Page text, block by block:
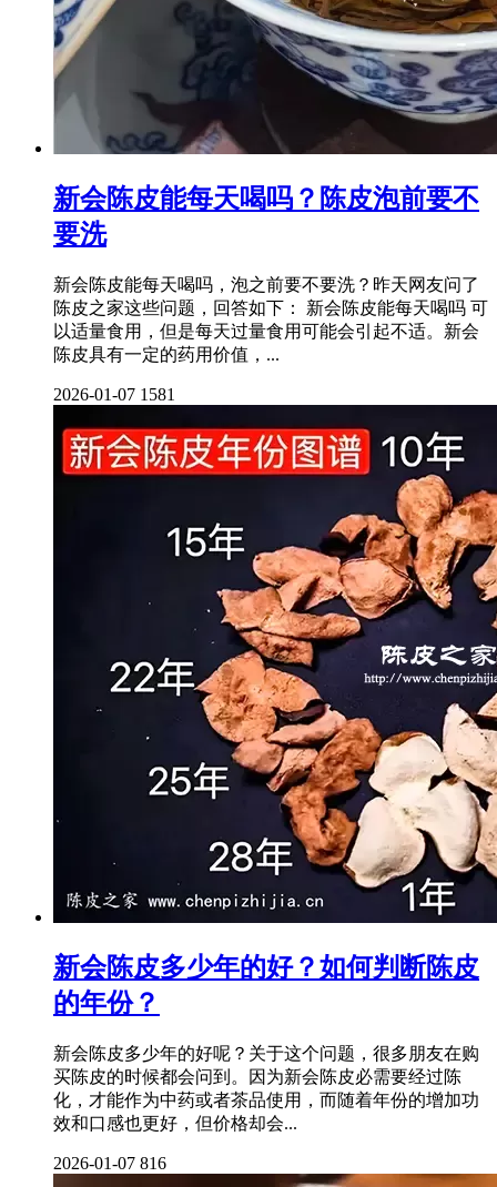
新会陈皮能每天喝吗？陈皮泡前要不
要洗
新会陈皮能每天喝吗，泡之前要不要洗？昨天网友问了
陈皮之家这些问题，回答如下： 新会陈皮能每天喝吗 可
以适量食用，但是每天过量食用可能会引起不适。新会
陈皮具有一定的药用价值，...
2026-01-07 1581
新会陈皮多少年的好？如何判断陈皮
的年份？
新会陈皮多少年的好呢？关于这个问题，很多朋友在购
买陈皮的时候都会问到。因为新会陈皮必需要经过陈
化，才能作为中药或者茶品使用，而随着年份的增加功
效和口感也更好，但价格却会...
2026-01-07 816